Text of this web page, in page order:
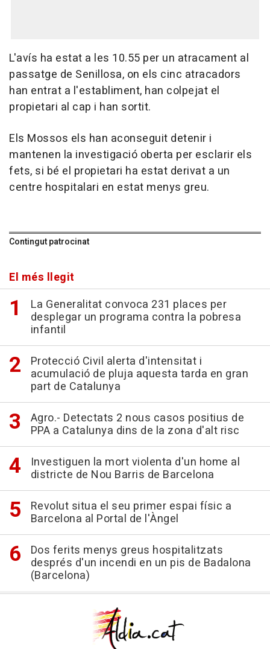
L'avís ha estat a les 10.55 per un atracament al
passatge de Senillosa, on els cinc atracadors
han entrat a l'establiment, han colpejat el
propietari al cap i han sortit.
Els Mossos els han aconseguit detenir i
mantenen la investigació oberta per esclarir els
fets, si bé el propietari ha estat derivat a un
centre hospitalari en estat menys greu.
Contingut patrocinat
El més llegit
La Generalitat convoca 231 places per
desplegar un programa contra la pobresa
infantil
Protecció Civil alerta d'intensitat i
acumulació de pluja aquesta tarda en gran
part de Catalunya
Agro.- Detectats 2 nous casos positius de
PPA a Catalunya dins de la zona d'alt risc
Investiguen la mort violenta d'un home al
districte de Nou Barris de Barcelona
Revolut situa el seu primer espai físic a
Barcelona al Portal de l'Àngel
Dos ferits menys greus hospitalitzats
després d'un incendi en un pis de Badalona
(Barcelona)